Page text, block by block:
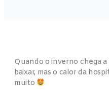
Quando o inverno chega
baixar, mas o calor da
muito